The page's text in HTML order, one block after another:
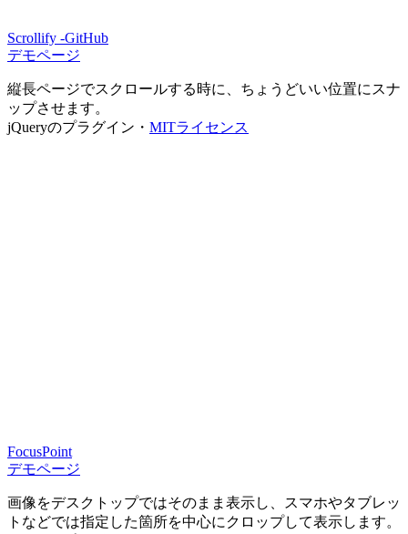
Scrollify -GitHub
デモページ
縦長ページでスクロールする時に、ちょうどいい位置にスナ
ップさせます。
jQueryのプラグイン・ MITライセンス
FocusPoint
デモページ
画像をデスクトップではそのまま表示し、スマホやタブレッ
トなどでは指定した箇所を中心にクロップして表示します。